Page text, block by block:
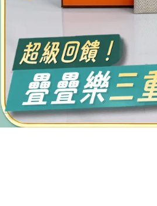
迷你黑色H字玫瑰金項鍊